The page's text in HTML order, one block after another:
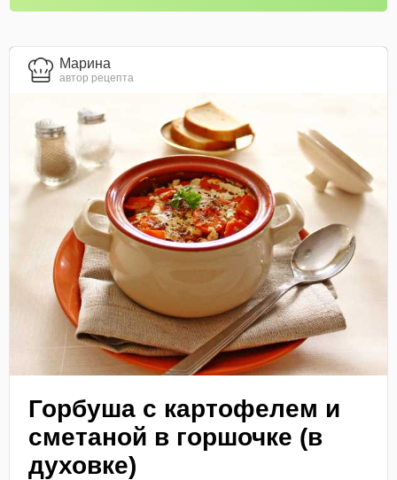
Марина
автор рецепта
Горбуша с картофелем и
сметаной в горшочке (в
духовке)